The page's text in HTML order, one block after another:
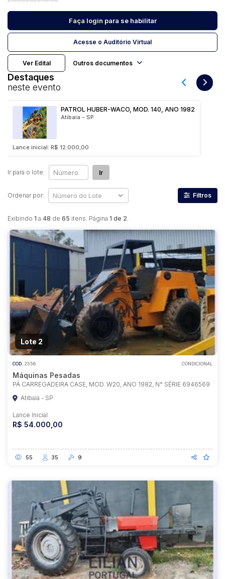
Pesquisar
Faça login para se habilitar
Acesse o Auditório Virtual
Ver Edital Outros documentos
Destaques
neste evento
PATROL HUBER-WACO, MOD. 140, ANO 1982
Atibaia - SP
Lance inicial: R$ 12.000,00
Exibindo 1 a 48 de 65 itens. Página 1 de 2.
Ir para o lote: Ir
Ordenar por: Filtros
Lote 2
COD. 2556 CONDICIONAL
Máquinas Pesadas
PÁ CARREGADEIRA CASE, MOD. W20, ANO 1982, N° SÉRIE 6946569
Atibaia - SP
Lance Inicial
R$ 54.000,00
55 35 9